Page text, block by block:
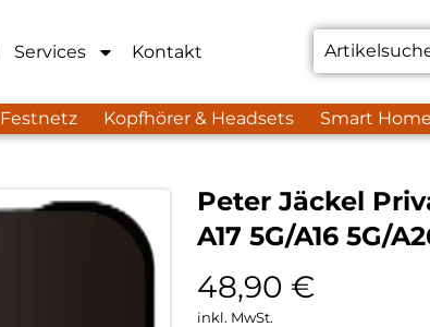
Services Kontakt
Festnetz Kopfhörer & Headsets Smart
Peter Jäckel
A17 5G/A16 5G/
48,90 €
inkl. MwSt.